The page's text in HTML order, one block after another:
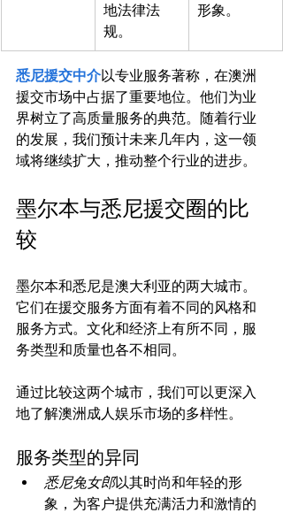
地法律法
规。
形象。
悉尼援交中介以专业服务著称，在澳洲
援交市场中占据了重要地位。他们为业
界树立了高质量服务的典范。随着行业
的发展，我们预计未来几年内，这一领
墨尔本与悉尼援交圈的比
较
墨尔本和悉尼是澳大利亚的两大城市。
它们在援交服务方面有着不同的风格和
服务方式。文化和经济上有所不同，服
务类型和质量也各不相同。
通过比较这两个城市，我们可以更深入
服务类型的异同
悉尼兔女郎以其时尚和年轻的形
象，为客户提供充满活力和激情的